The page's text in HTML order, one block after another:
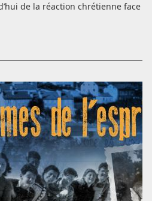
de la réaction chrétienne face